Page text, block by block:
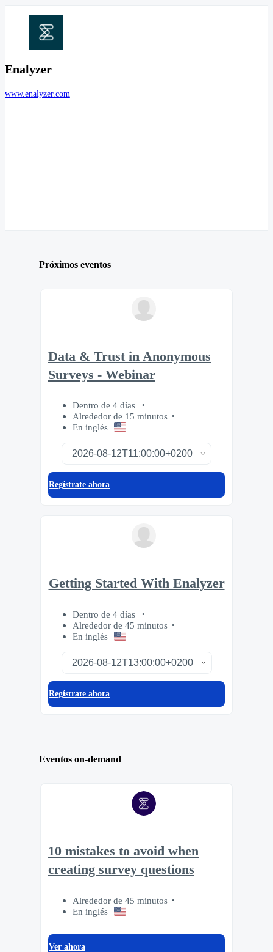
Enalyzer
www.enalyzer.com
Próximos eventos
Data & Trust in Anonymous
Surveys - Webinar
Dentro de 4 días
Alrededor de 15 minutos
En inglés
Regístrate ahora
Getting Started With Enalyzer
Dentro de 4 días
Alrededor de 45 minutos
En inglés
Regístrate ahora
Eventos on-demand
10 mistakes to avoid when
creating survey questions
Alrededor de 45 minutos
En inglés
Ver ahora